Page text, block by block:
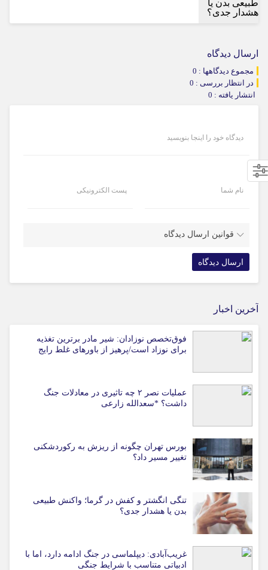
ارسال دیدگاه
مجموع دیدگاهها : 0
در انتظار بررسی : 0
انتشار یافته : 0
دیدگاه خود را اینجا بنویسید
نام شما پست الکترونیکی
قوانین ارسال دیدگاه
آخرین اخبار
فوق‌تخصص نوزادان: شیر مادر برترین تغذیه
برای نوزاد است/پرهیز از باورهای غلط رایج
عملیات نصر ۲ چه تاثیری در معادلات جنگ
داشت؟ *سعدالله زارعی
بورس تهران چگونه از ریزش به رکوردشکنی
تغییر مسیر داد؟
تنگی انگشتر و کفش در گرما؛ واکنش طبیعی
بدن یا هشدار جدی؟
غریب‌آبادی: دیپلماسی در جنگ ادامه دارد، اما با
ادبیاتی متناسب با شرایط جنگی